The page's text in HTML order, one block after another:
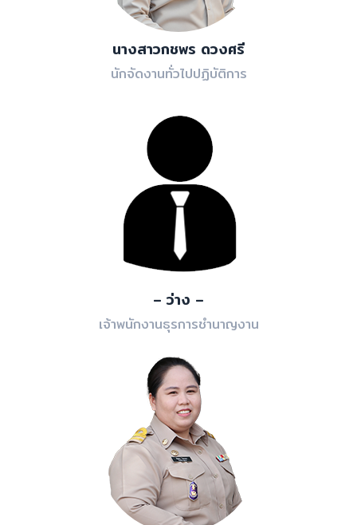
นางสาวกชพร ดวงศรี
นักจัดงานทั่วไปปฏิบัติการ
– ว่าง –
เจ้าพนักงานธุรการชำนาญงาน